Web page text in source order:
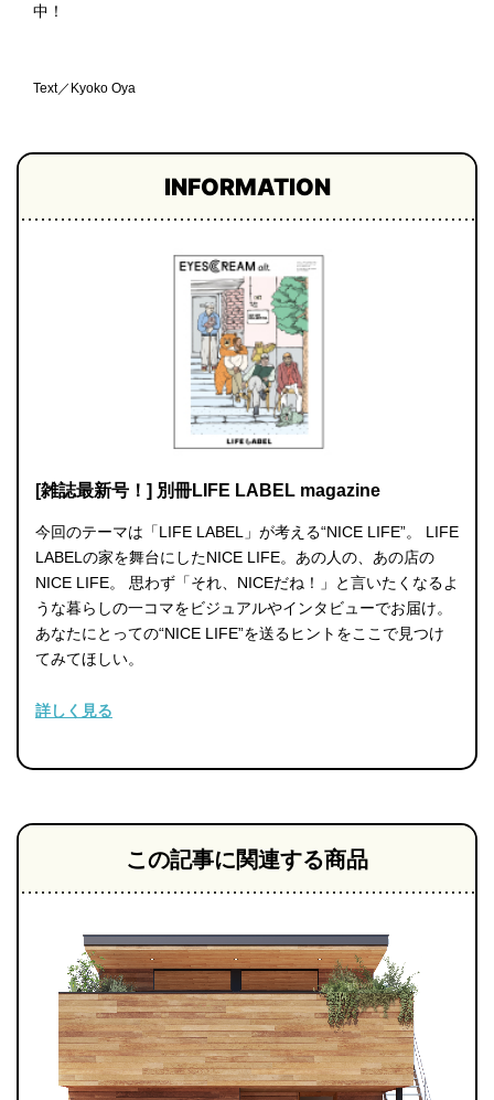
中！
Text／Kyoko Oya
INFORMATION
[雑誌最新号！] 別冊LIFE LABEL magazine
今回のテーマは「LIFE LABEL」が考える“NICE LIFE”。 LIFE
LABELの家を舞台にしたNICE LIFE。あの人の、あの店の
NICE LIFE。 思わず「それ、NICEだね！」と言いたくなるよ
うな暮らしの一コマをビジュアルやインタビューでお届け。
あなたにとっての“NICE LIFE”を送るヒントをここで見つけ
てみてほしい。
詳しく見る
この記事に関連する商品